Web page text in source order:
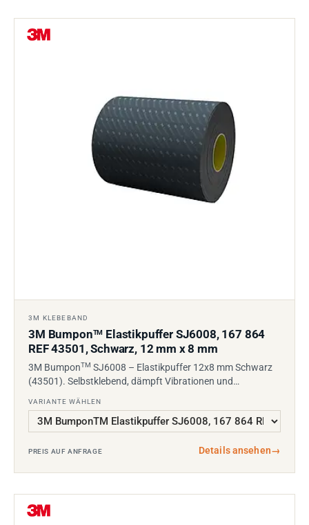
3M KLEBEBAND
3M BumponTM Elastikpuffer SJ6008, 167 864
REF 43501, Schwarz, 12 mm x 8 mm
3M BumponTM SJ6008 – Elastikpuffer 12x8 mm Schwarz
(43501). Selbstklebend, dämpft Vibrationen und…
VARIANTE WÄHLEN
PREIS AUF ANFRAGE Details ansehen→